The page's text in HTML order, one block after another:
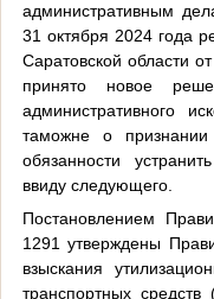
административным
31 октября 2024 года
Саратовской области
принято новое
административного
таможне о
обязанности
ввиду следующего.
Постановлением
1291 утверждены
взыскания
транспортных